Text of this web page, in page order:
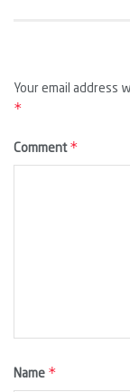
Your email address
*
Comment *
Name *